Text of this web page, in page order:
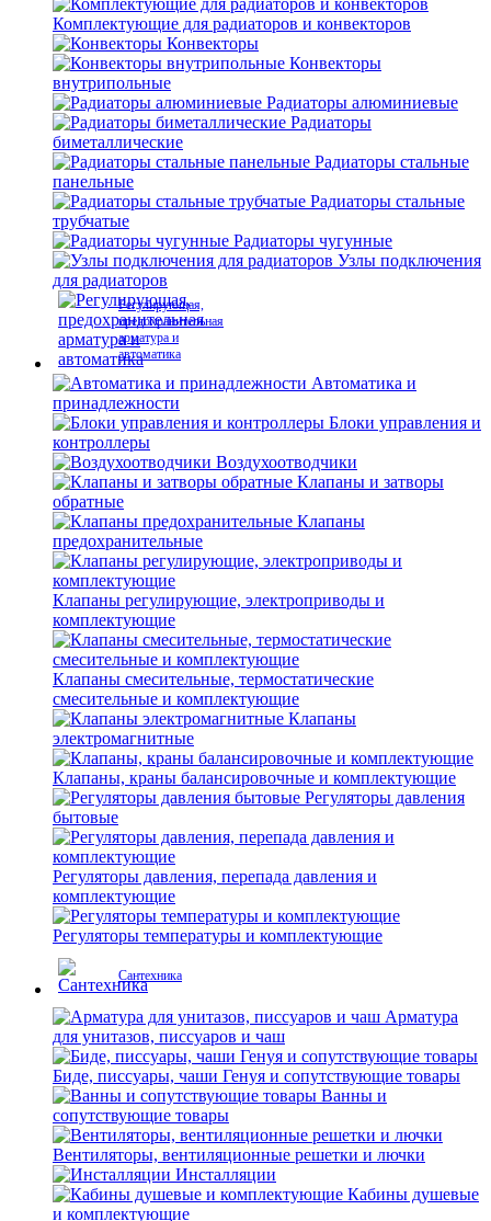
Комплектующие для радиаторов и конвекторов
Конвекторы
Конвекторы
внутрипольные
Радиаторы алюминиевые
Радиаторы
биметаллические
Радиаторы стальные
панельные
Радиаторы стальные
трубчатые
Радиаторы чугунные
Узлы подключения
для радиаторов
Регулирующая,
предохранительная
арматура и
автоматика
Автоматика и
принадлежности
Блоки управления и
контроллеры
Воздухоотводчики
Клапаны и затворы
обратные
Клапаны
предохранительные
Клапаны регулирующие, электроприводы и
комплектующие
Клапаны смесительные, термостатические
смесительные и комплектующие
Клапаны
электромагнитные
Клапаны, краны балансировочные и комплектующие
Регуляторы давления
бытовые
Регуляторы давления, перепада давления и
комплектующие
Регуляторы температуры и комплектующие
Сантехника
Арматура
для унитазов, писсуаров и чаш
Биде, писсуары, чаши Генуя и сопутствующие товары
Ванны и
сопутствующие товары
Вентиляторы, вентиляционные решетки и лючки
Инсталляции
Кабины душевые
и комплектующие